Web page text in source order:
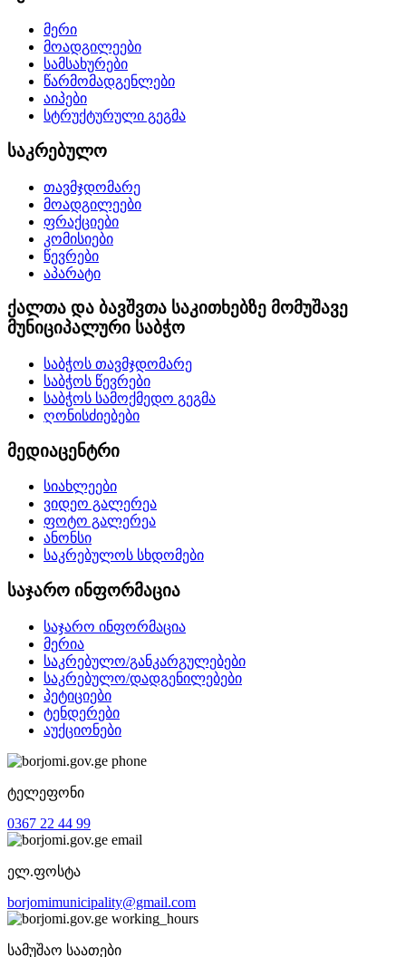
მერი
მოადგილეები
სამსახურები
წარმომადგენლები
აიპები
სტრუქტურული გეგმა
საკრებულო
თავმჯდომარე
მოადგილეები
ფრაქციები
კომისიები
წევრები
აპარატი
ქალთა და ბავშვთა საკითხებზე მომუშავე
მუნიციპალური საბჭო
საბჭოს თავმჯდომარე
საბჭოს წევრები
საბჭოს სამოქმედო გეგმა
ღონისძიებები
მედიაცენტრი
სიახლეები
ვიდეო გალერეა
ფოტო გალერეა
ანონსი
საკრებულოს სხდომები
საჯარო ინფორმაცია
საჯარო ინფორმაცია
მერია
საკრებულო/განკარგულებები
საკრებულო/დადგენილებები
პეტიციები
ტენდერები
აუქციონები
ტელეფონი
0367 22 44 99
ელ.ფოსტა
borjomimunicipality@gmail.com
სამუშაო საათები